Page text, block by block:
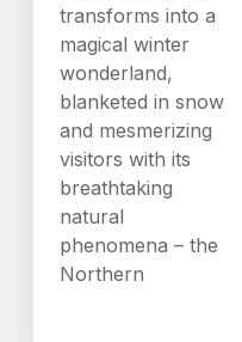
transforms into a
magical winter
wonderland,
blanketed in snow
and mesmerizing
visitors with its
breathtaking
natural
phenomena – the
Northern